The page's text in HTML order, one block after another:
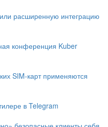
расширенную интеграцию
конференция Kuber
SIM-карт применяются
в Telegram